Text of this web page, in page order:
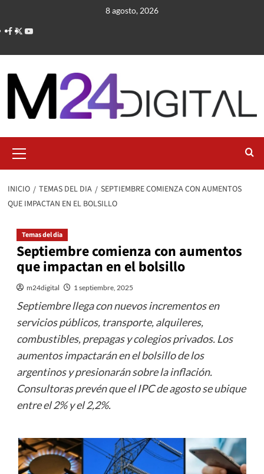
contenido
8 agosto, 2026
primario
INICIO TEMAS DEL DIA
SEPTIEMBRE COMIENZA CON AUMENTOS
QUE IMPACTAN EN EL BOLSILLO
Temas del dia
Septiembre comienza con aumentos
que impactan en el bolsillo
m24digital 1 septiembre, 2025
Septiembre llega con nuevos incrementos en
servicios públicos, transporte, alquileres,
combustibles, prepagas y colegios privados. Los
aumentos impactarán en el bolsillo de los
argentinos y presionarán sobre la inflación.
Consultoras prevén que el IPC de agosto se ubique
entre el 2% y el 2,2%.